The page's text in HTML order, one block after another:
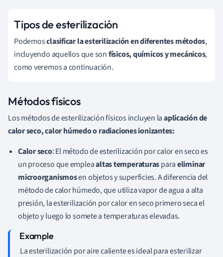
Tipos de esterilización
Podemosclasificar la esterilización en diferentes métodos,
incluyendo aquellos que sonfísicos, químicos y mecánicos,
como veremos a continuación.
Métodos físicos
Los métodos de esterilización físicos incluyen laaplicación de
calor seco, calor húmedo o radiaciones ionizantes:
Calor seco: El método de esterilización por calor en seco es
un proceso que empleaaltas temperaturasparaeliminar
microorganismosen objetos y superficies. A diferencia del
método de calor húmedo, que utiliza vapor de agua a alta
presión, la esterilización por calor en seco primero seca el
objeto y luego lo somete a temperaturas elevadas.
La esterilización por aire caliente es ideal para esterilizar